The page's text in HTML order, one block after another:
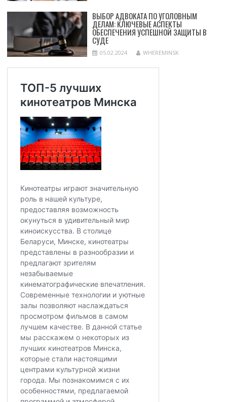
ВЫБОР АДВОКАТА ПО УГОЛОВНЫМ
ДЕЛАМ: КЛЮЧЕВЫЕ АСПЕКТЫ
ОБЕСПЕЧЕНИЯ УСПЕШНОЙ ЗАЩИТЫ В
СУДЕ
05.02.2024 WHEREMINSK